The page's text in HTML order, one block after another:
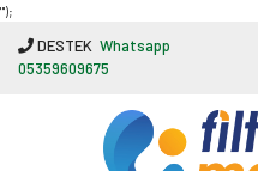
"');
DESTEK Whatsapp
05359609675